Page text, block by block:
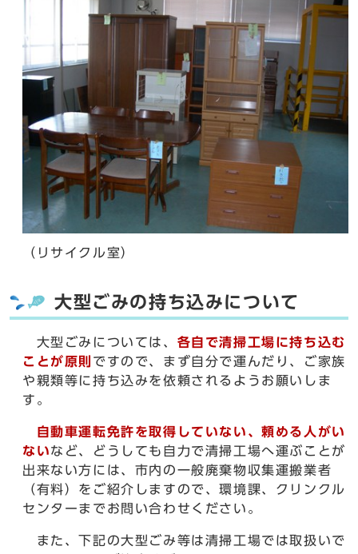
（リサイクル室）
大型ごみの持ち込みについて
大型ごみについては、 各自で清掃工場に持ち込む
ことが原則 ですので、まず自分で運んだり、ご家族
や親類等に持ち込みを依頼されるようお願いしま
す。
自動車運転免許を取得していない、頼める人がい
ないなど、どうしても自力で清掃工場へ運ぶことが
出来ない方には、市内の一般廃棄物収集運搬業者
（有料）をご紹介しますので、環境課、クリンクル
センターまでお問い合わせください。
また、下記の大型ごみ等は清掃工場では取扱いで